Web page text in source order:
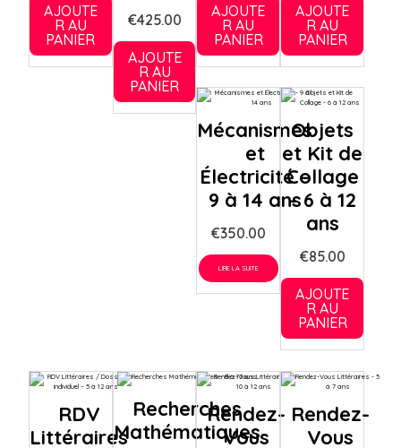
AJOUTE
R AU
PANIER
€425.00
AJOUTE
R AU
PANIER
AJOUTE
R AU
PANIER
AJOUTE
R AU
PANIER
Mécanismes
et
Électricité –
9 à 14 ans
€350.00
LIRE LA SUITE
Objets
et Kit de
Collage
– 6 à 12
ans
€85.00
AJOUTE
R AU
PANIER
RDV
Littéraires
Recherches
Mathématiques
Rendez-
Vous
Rendez-
Vous